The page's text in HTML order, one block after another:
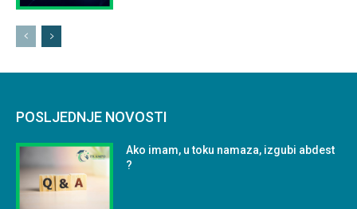
POSLJEDNJE NOVOSTI
Ako imam, u toku namaza, izgubi abdest
?